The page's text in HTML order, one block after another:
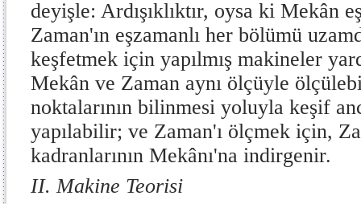
deyişle: Ardışıklıktır, oysa ki Mekân
Zaman'ın eşzamanlı her bölümü
keşfetmek için yapılmış makineler
Mekân ve Zaman aynı ölçüyle
noktalarının bilinmesi yoluyla keşif
yapılabilir; ve Zaman'ı ölçmek için,
kadranlarının Mekânı'na indirgenir.
II. Makine Teorisi